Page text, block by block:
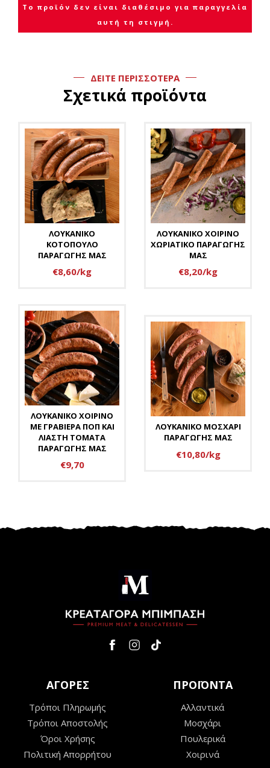
Το προϊόν δεν είναι διαθέσιμο για παραγγελία
αυτή τη στιγμή.
ΔΕΙΤΕ ΠΕΡΙΣΣΟΤΕΡΑ
Σχετικά προϊόντα
ΛΟΥΚΑΝΙΚΟ
ΚΟΤΟΠΟΥΛΟ
ΠΑΡΑΓΩΓΗΣ ΜΑΣ
€8,60/kg
ΛΟΥΚΑΝΙΚΟ ΧΟΙΡΙΝΟ
ΧΩΡΙΑΤΙΚΟ ΠΑΡΑΓΩΓΗΣ
ΜΑΣ
€8,20/kg
ΛΟΥΚΑΝΙΚΟ ΧΟΙΡΙΝΟ
ΜΕ ΓΡΑΒΙΕΡΑ ΠΟΠ ΚΑΙ
ΛΙΑΣΤΗ ΤΟΜΑΤΑ
ΠΑΡΑΓΩΓΗΣ ΜΑΣ
€9,70
ΛΟΥΚΑΝΙΚΟ ΜΟΣΧΑΡΙ
ΠΑΡΑΓΩΓΗΣ ΜΑΣ
€10,80/kg
ΑΓΟΡΕΣ
Τρόποι Πληρωμής
Τρόποι Αποστολής
Όροι Χρήσης
Πολιτική Απορρήτου
ΠΡΟΪΟΝΤΑ
Αλλαντικά
Μοσχάρι
Πουλερικά
Χοιρινά